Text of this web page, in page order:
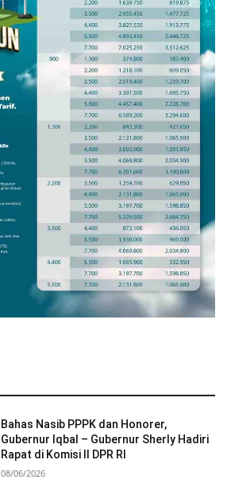
Bahas Nasib PPPK dan Honorer,
Gubernur Iqbal – Gubernur Sherly Hadiri
Rapat di Komisi II DPR RI
08/06/2026